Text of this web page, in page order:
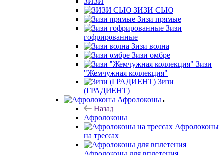
ЗИЗИ СЬЮ
Зизи прямые
Зизи
гофрированные
Зизи волна
Зизи омбре
Зизи
"Жемчужная коллекция"
Зизи
(ГРАДИЕНТ)
Афролоконы
Назад
Афролоконы
Афролоконы
на трессах
Афролоконы для вплетения